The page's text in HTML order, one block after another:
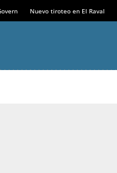
Nuevo tiroteo en El Raval